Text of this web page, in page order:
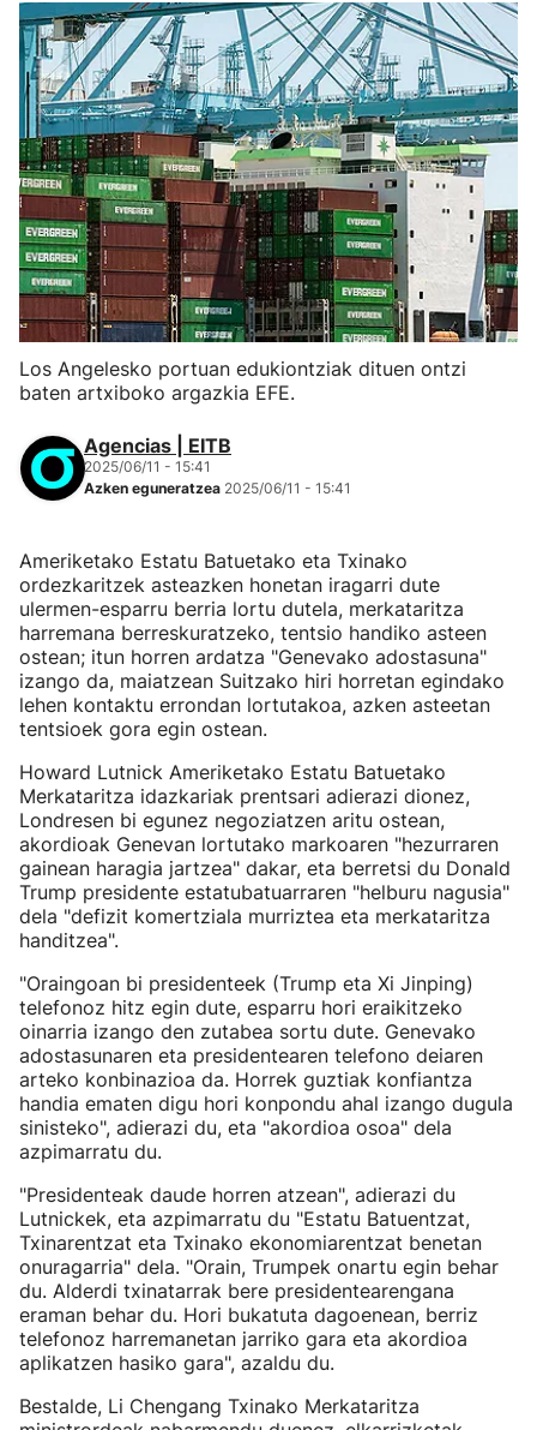
Los Angelesko portuan edukiontziak dituen ontzi
baten artxiboko argazkia EFE.
Agencias | EITB
2025/06/11 - 15:41
Azken eguneratzea 2025/06/11 - 15:41
Ameriketako Estatu Batuetako eta Txinako
ordezkaritzek asteazken honetan iragarri dute
ulermen-esparru berria lortu dutela, merkataritza
harremana berreskuratzeko, tentsio handiko asteen
ostean; itun horren ardatza "Genevako adostasuna"
izango da, maiatzean Suitzako hiri horretan egindako
lehen kontaktu errondan lortutakoa, azken asteetan
tentsioek gora egin ostean.
Howard Lutnick Ameriketako Estatu Batuetako
Merkataritza idazkariak prentsari adierazi dionez,
Londresen bi egunez negoziatzen aritu ostean,
akordioak Genevan lortutako markoaren "hezurraren
gainean haragia jartzea" dakar, eta berretsi du Donald
Trump presidente estatubatuarraren "helburu nagusia"
dela "defizit komertziala murriztea eta merkataritza
handitzea".
"Oraingoan bi presidenteek (Trump eta Xi Jinping)
telefonoz hitz egin dute, esparru hori eraikitzeko
oinarria izango den zutabea sortu dute. Genevako
adostasunaren eta presidentearen telefono deiaren
arteko konbinazioa da. Horrek guztiak konfiantza
handia ematen digu hori konpondu ahal izango dugula
sinisteko", adierazi du, eta "akordioa osoa" dela
azpimarratu du.
"Presidenteak daude horren atzean", adierazi du
Lutnickek, eta azpimarratu du "Estatu Batuentzat,
Txinarentzat eta Txinako ekonomiarentzat benetan
onuragarria" dela. "Orain, Trumpek onartu egin behar
du. Alderdi txinatarrak bere presidentearengana
eraman behar du. Hori bukatuta dagoenean, berriz
telefonoz harremanetan jarriko gara eta akordioa
aplikatzen hasiko gara", azaldu du.
Bestalde, Li Chengang Txinako Merkataritza